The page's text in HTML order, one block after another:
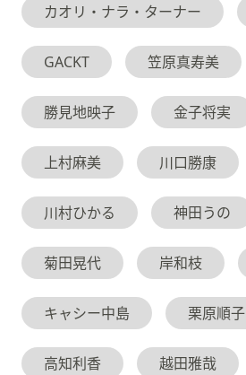
カオリ・ナラ・ターナー
GACKT 笠原真寿美
勝見地映子 金子将実
上村麻美 川口勝康
川村ひかる 神田うの
菊田晃代 岸和枝
キャシー中島 栗原順子
高知利香 越田雅哉